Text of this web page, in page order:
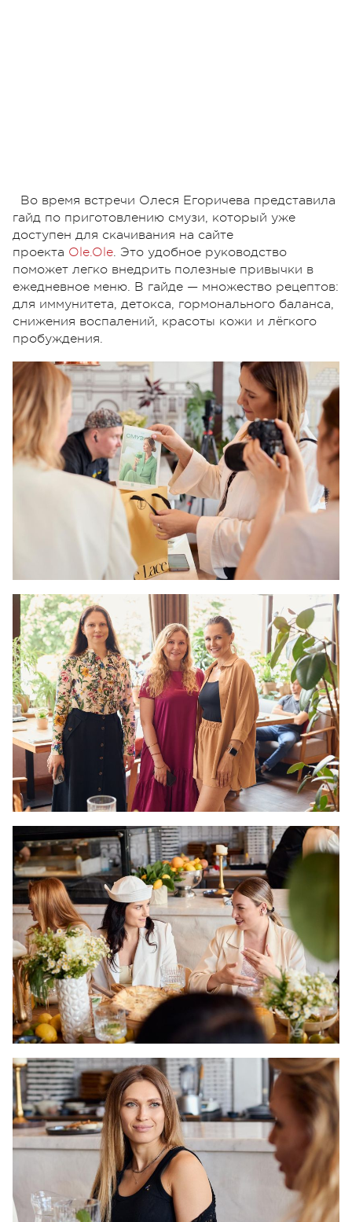
Во время встречи Олеся Егоричева представила
гайд по приготовлению смузи, который уже
доступен для скачивания на сайте
проекта Ole.Ole. Это удобное руководство
поможет легко внедрить полезные привычки в
ежедневное меню. В гайде — множество рецептов:
для иммунитета, детокса, гормонального баланса,
снижения воспалений, красоты кожи и лёгкого
пробуждения.